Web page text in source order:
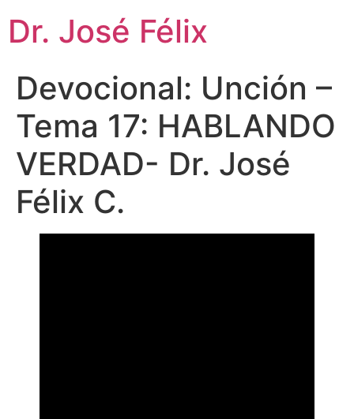
Dr. José Félix
Devocional: Unción –
Tema 17: HABLANDO
VERDAD- Dr. José
Félix C.